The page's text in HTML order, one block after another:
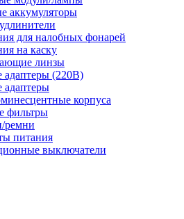
аккумуляторы
для налобных фонарей
на каску
линзы
адаптеры (220В)
адаптеры
корпуса
фильтры
ремни
питания
выключатели